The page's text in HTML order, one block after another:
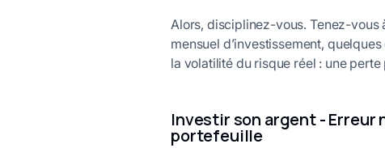
Alors, disciplinez-vous. Tenez-vous
mensuel d’investissement,
la volatilité du risque réel : une
Investir son argent - Erreur
portefeuille